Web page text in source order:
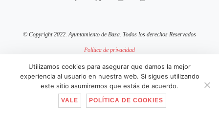
© Copyright 2022. Ayuntamiento de Baza. Todos los derechos Reservados
Política de privacidad
Política de cookies
sitio web mantenido por pixelcero.com
IR ARRIBA
Utilizamos cookies para asegurar que damos la mejor
experiencia al usuario en nuestra web. Si sigues utilizando
este sitio asumiremos que estás de acuerdo.
VALE POLÍTICA DE COOKIES